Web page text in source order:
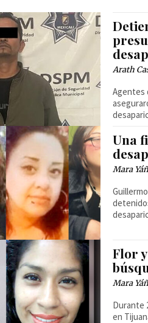
Arath
Agentes
Una
Mara
Flor
Mara
Durante
en